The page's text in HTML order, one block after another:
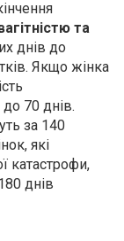
та
днів до
Якщо жінка
до 70 днів.
за 140
які
катастрофи,
днів